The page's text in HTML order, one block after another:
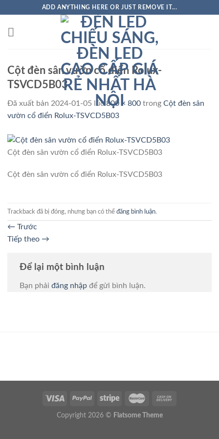
ADD ANYTHING HERE OR JUST REMOVE IT...
Cột đèn sân vườn cổ điển Rolux-
TSVCD5B03
Đã xuất bản 2024-01-05 lúc 800 × 800 trong Cột đèn sân
vườn cổ điển Rolux-TSVCD5B03
Cột đèn sân vườn cổ điển Rolux-TSVCD5B03
Cột đèn sân vườn cổ điển Rolux-TSVCD5B03
Trackback đã bị đóng, nhưng bạn có thể đăng bình luận.
← Trước
Tiếp theo →
Để lại một bình luận
Bạn phải đăng nhập để gửi bình luận.
Copyright 2026 © Flatsome Theme